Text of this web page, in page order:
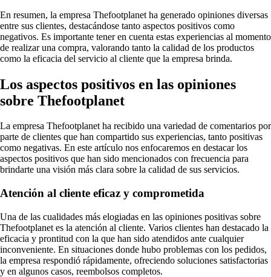
En resumen, la empresa Thefootplanet ha generado opiniones diversas
entre sus clientes, destacándose tanto aspectos positivos como
negativos. Es importante tener en cuenta estas experiencias al momento
de realizar una compra, valorando tanto la calidad de los productos
como la eficacia del servicio al cliente que la empresa brinda.
Los aspectos positivos en las opiniones
sobre Thefootplanet
La empresa Thefootplanet ha recibido una variedad de comentarios por
parte de clientes que han compartido sus experiencias, tanto positivas
como negativas. En este artículo nos enfocaremos en destacar los
aspectos positivos que han sido mencionados con frecuencia para
brindarte una visión más clara sobre la calidad de sus servicios.
Atención al cliente eficaz y comprometida
Una de las cualidades más elogiadas en las opiniones positivas sobre
Thefootplanet es la atención al cliente. Varios clientes han destacado la
eficacia y prontitud con la que han sido atendidos ante cualquier
inconveniente. En situaciones donde hubo problemas con los pedidos,
la empresa respondió rápidamente, ofreciendo soluciones satisfactorias
y en algunos casos, reembolsos completos.